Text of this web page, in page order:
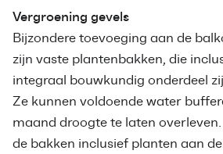
Vergroening gevels
Bijzondere toevoeging aan de
zijn vaste plantenbakken, die
integraal bouwkundig onderdeel
Ze kunnen voldoende water
maand droogte te laten
de bakken inclusief planten aan